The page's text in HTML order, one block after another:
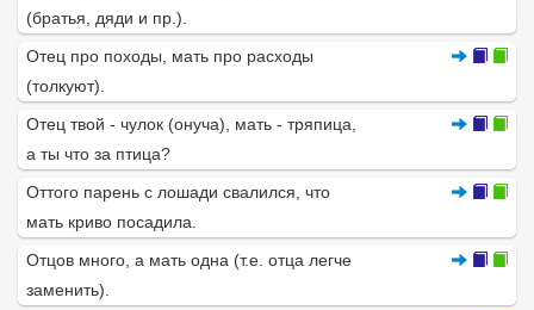
(братья, дяди и пр.).
Отец про походы, мать про расходы
(толкуют).
Отец твой - чулок (онуча), мать - тряпица,
а ты что за птица?
Оттого парень с лошади свалился, что
мать криво посадила.
Отцов много, а мать одна (т.е. отца легче
заменить).